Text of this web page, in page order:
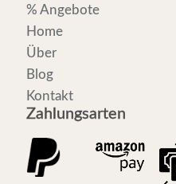
% Angebote
Home
Über
Blog
Kontakt
Zahlungsarten